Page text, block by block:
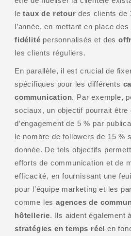
letaux de retour des clients de
l’année, en mettant en place des
fidélité personnalisés et des
les clients réguliers.
En parallèle, il est crucial de
spécifiques pour les différents
communication. Par exemple,
sociaux, un objectif pourrait être
d’engagement de 5 % par
le nombre de followers de 15 %
donnée. De tels objectifs
efforts de communication et de
efficacité, en fournissant une
pour l’équipe marketing et les
comme lesagences de
hôtellerie. Ils aident également à
stratégies en temps réelen